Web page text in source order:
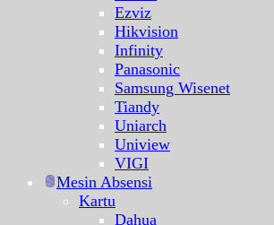
Ezviz
Hikvision
Infinity
Panasonic
Samsung Wisenet
Tiandy
Uniarch
Uniview
VIGI
Mesin Absensi
Kartu
Dahua